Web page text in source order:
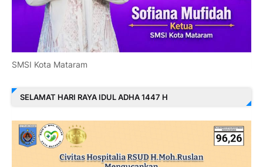
SMSI Kota Mataram
SELAMAT HARI RAYA IDUL ADHA 1447 H